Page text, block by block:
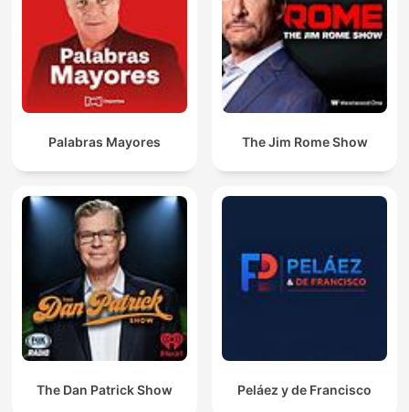
Palabras Mayores The Jim Rome Show
The Dan Patrick Show Peláez y de Francisco